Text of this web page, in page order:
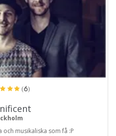
(6)
och musikaliska som få :P